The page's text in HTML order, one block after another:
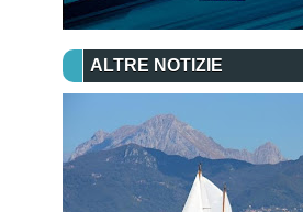
ALTRE NOTIZIE